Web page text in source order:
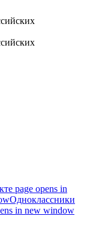
page opens in
Одноклассники
in new window